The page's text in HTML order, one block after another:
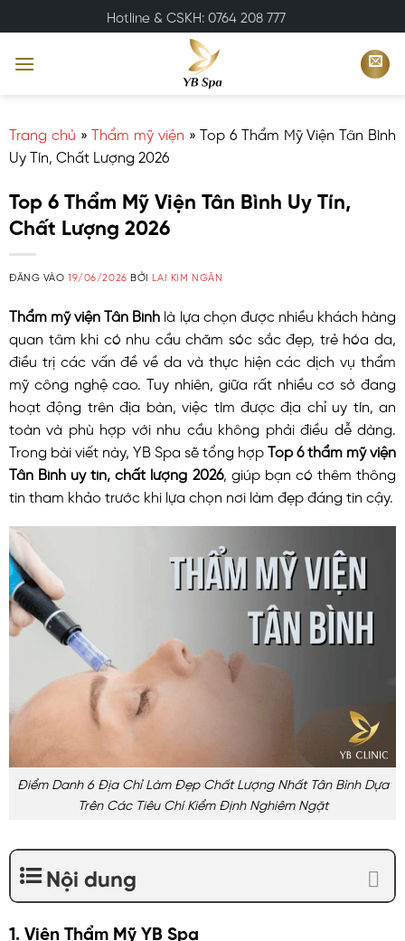
qua
nội
Hotline & CSKH: 0764 208 777
Trang chủ »Thẩm mỹ viện »Top 6 Thẩm Mỹ Viện Tân Bình
Uy Tín, Chất Lượng 2026
Top 6 Thẩm Mỹ Viện Tân Bình Uy Tín,
Chất Lượng 2026
ĐĂNG VÀO19/06/2026 BỞI LAI KIM NGÂN
Thẩm mỹ viện Tân Bình là lựa chọn được nhiều khách hàng
quan tâm khi có nhu cầu chăm sóc sắc đẹp, trẻ hóa da,
điều trị các vấn đề về da và thực hiện các dịch vụ thẩm
mỹ công nghệ cao. Tuy nhiên, giữa rất nhiều cơ sở đang
hoạt động trên địa bàn, việc tìm được địa chỉ uy tín, an
toàn và phù hợp với nhu cầu không phải điều dễ dàng.
Trong bài viết này, YB Spa sẽ tổng hợp Top 6 thẩm mỹ viện
Tân Bình uy tín, chất lượng 2026, giúp bạn có thêm thông
tin tham khảo trước khi lựa chọn nơi làm đẹp đáng tin cậy.
Điểm Danh 6 Địa Chỉ Làm Đẹp Chất Lượng Nhất Tân Bình Dựa
Trên Các Tiêu Chí Kiểm Định Nghiêm Ngặt
Nội dung
1. Viện Thẩm Mỹ YB Spa